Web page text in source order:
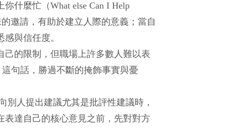
什麼忙（What else Can I Help
邀請，有助於建立人際的意義；當自
與信任度。
的限制，但職場上許多數人難以表
句話，勝過不斷的掩飾事實與憂
人提出建議尤其是批評性建議時，
達自己的核心意見之前，先對對方